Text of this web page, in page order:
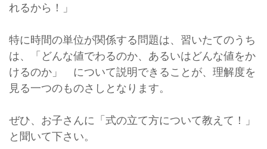
れるから！」
特に時間の単位が関係する問題は、習いたてのうち
は、「どんな値でわるのか、あるいはどんな値をか
けるのか」 について説明できることが、理解度を
見る一つのものさしとなります。
ぜひ、お子さんに「式の立て方について教えて！」
と聞いて下さい。